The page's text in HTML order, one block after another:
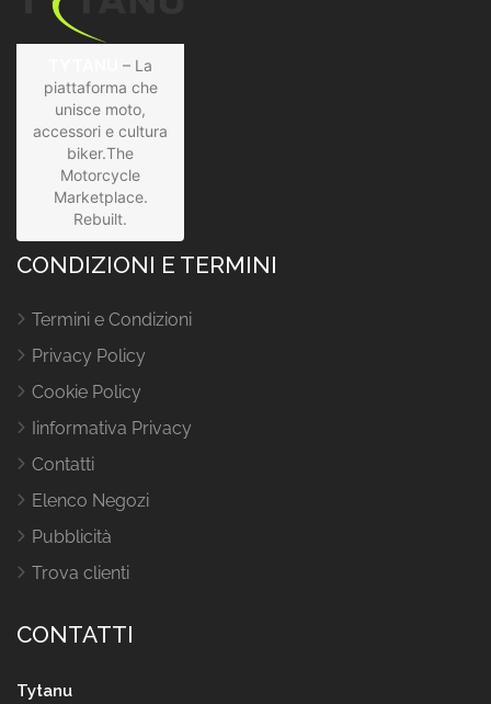
– La
piattaforma che
unisce moto,
accessori e cultura
biker.The
Motorcycle
Marketplace.
Rebuilt.
CONDIZIONI E TERMINI
Termini e Condizioni
Privacy Policy
Cookie Policy
Iinformativa Privacy
Contatti
Elenco Negozi
Pubblicità
Trova clienti
CONTATTI
Tytanu